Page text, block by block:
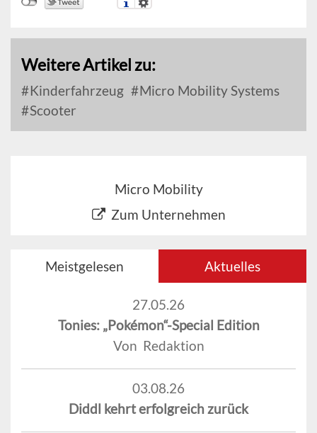
Weitere Artikel zu:
Kinderfahrzeug
Micro Mobility Systems
Scooter
Micro Mobility
Zum Unternehmen
Meistgelesen Aktuelles
27.05.26
Tonies: „Pokémon“-Special Edition
Von Redaktion
03.08.26
Diddl kehrt erfolgreich zurück